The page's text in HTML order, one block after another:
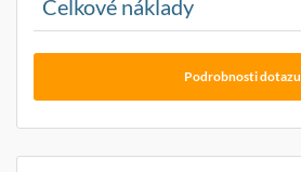
Celkové náklady
Podrobnosti dotazu